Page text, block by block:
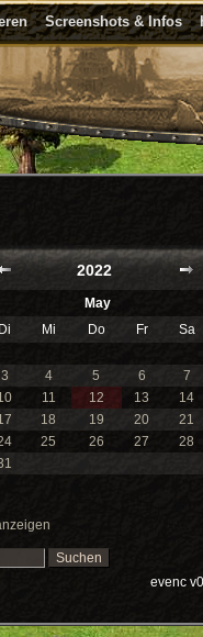
Screenshots & Infos
2022
May
Di Mi Do Fr Sa
3 4 5 6 7
11 12 13 14
18 19 20 21
25 26 27 28
evenc